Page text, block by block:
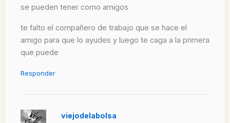
se pueden tener como amigos
te falto el compañero de trabajo que se hace el
amigo para que lo ayudes y luego te caga a la primera
que puede
Responder
viejodelabolsa